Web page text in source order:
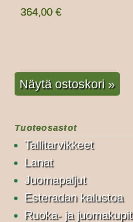
364,00 €
Näytä ostoskori »
Tuoteosastot
Tallitarvikkeet
Lanat
Juomapaljut
Esteradan kalustoa
Ruoka- ja juomakupit